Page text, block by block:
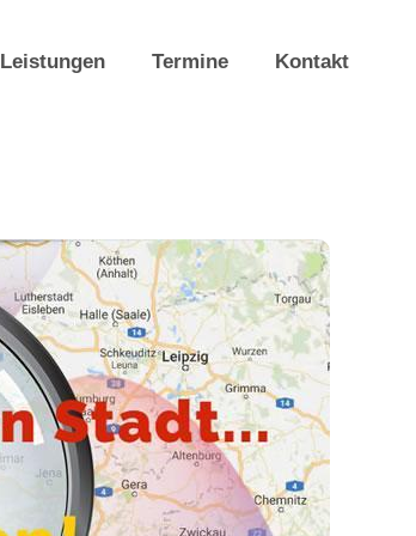
Leistungen Termine Kontakt